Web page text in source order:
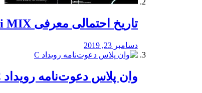
تاریخ احتمالی معرفی Mi MIX
دسامبر 23, 2019
وان پلاس دعوت‌نامه رویداد C